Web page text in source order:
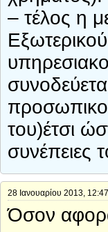
– τέλος η
του)έτσι
συνέπειες
28 Ιανουαρίου 2013, 12:47
Όσον